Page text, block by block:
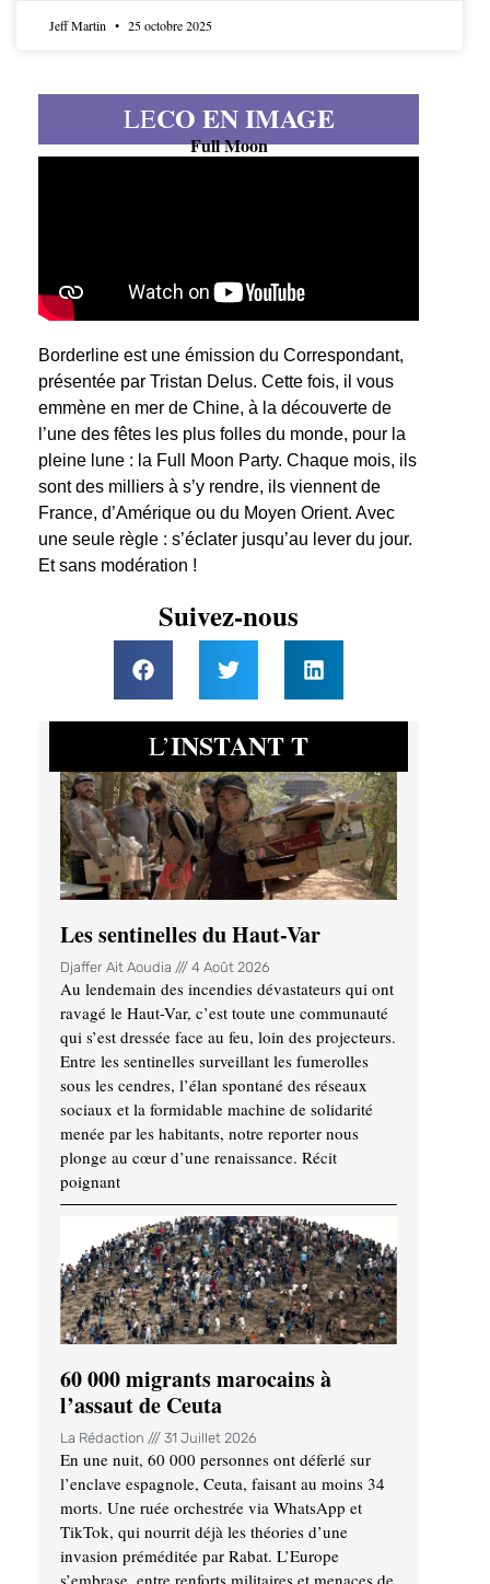
Jeff Martin 25 octobre 2025
LECO EN IMAGE
Full Moon
Borderline est une émission du Correspondant,
présentée par Tristan Delus. Cette fois, il vous
emmène en mer de Chine, à la découverte de
l’une des fêtes les plus folles du monde, pour la
pleine lune : la Full Moon Party. Chaque mois, ils
sont des milliers à s’y rendre, ils viennent de
France, d’Amérique ou du Moyen Orient. Avec
une seule règle : s’éclater jusqu’au lever du jour.
Et sans modération !
Suivez-nous
L’INSTANT T
Les sentinelles du Haut-Var
Djaffer Ait Aoudia 4 Août 2026
Au lendemain des incendies dévastateurs qui ont
ravagé le Haut-Var, c’est toute une communauté
qui s’est dressée face au feu, loin des projecteurs.
Entre les sentinelles surveillant les fumerolles
sous les cendres, l’élan spontané des réseaux
sociaux et la formidable machine de solidarité
menée par les habitants, notre reporter nous
plonge au cœur d’une renaissance. Récit
poignant
60 000 migrants marocains à
l’assaut de Ceuta
La Rédaction 31 Juillet 2026
En une nuit, 60 000 personnes ont déferlé sur
l’enclave espagnole, Ceuta, faisant au moins 34
morts. Une ruée orchestrée via WhatsApp et
TikTok, qui nourrit déjà les théories d’une
invasion préméditée par Rabat. L’Europe